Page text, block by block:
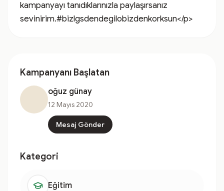
kampanyayı tanıdıklarınızla paylaşırsanız
sevinirim.#bizlgsdendegilobizdenkorksun</p>
Kampanyanı Başlatan
oğuz günay
12 Mayıs 2020
Mesaj Gönder
Kategori
Eğitim